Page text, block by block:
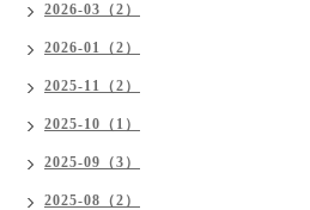
2026-03（2）
2026-01（2）
2025-11（2）
2025-10（1）
2025-09（3）
2025-08（2）